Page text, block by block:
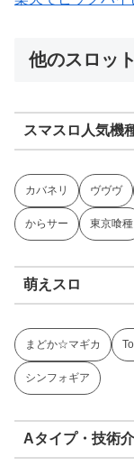
他のスロッ
スマスロ人気機
カバネリ ヴヴヴ
からサー 東京喰種
萌えスロ
まどか☆マギカ
シンフォギア
Aタイプ・技術